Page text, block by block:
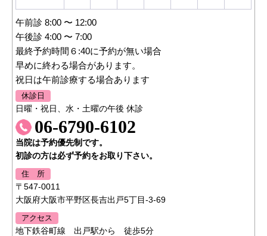
午前診 8:00 〜 12:00
午後診 4:00 〜 7:00
最終予約時間６:40に予約が無い場合
早めに終わる場合があります。
祝日は午前診療する場合あります
休診日
日曜・祝日、水・土曜の午後 休診
06-6790-6102
当院は予約優先制です。
初診の方は必ず予約をお取り下さい。
住 所
〒547-0011
大阪府大阪市平野区長吉出戸5丁目-3-69
アクセス
地下鉄谷町線 出戸駅から 徒歩5分